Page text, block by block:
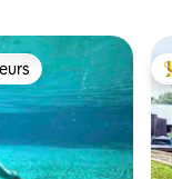
parmi les plus aimés